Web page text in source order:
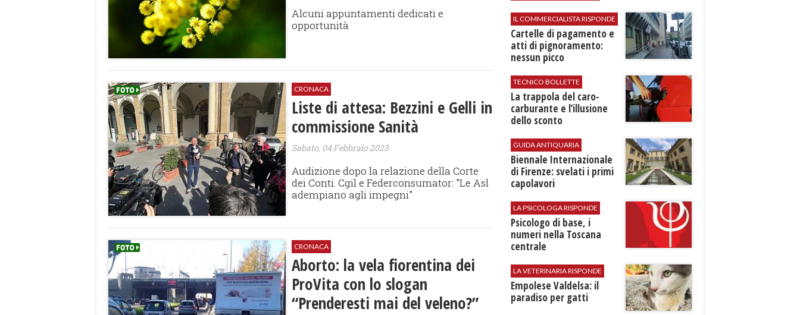
Alcuni appuntamenti dedicati e
opportunità
CRONACA
Liste di attesa: Bezzini e Gelli in
commissione Sanità
Sabato, 04 Febbraio 2023
Audizione dopo la relazione della Corte
dei Conti. Cgil e Federconsumator: "Le Asl
adempiano agli impegni"
CRONACA
Aborto: la vela fiorentina dei
ProVita con lo slogan
“Prenderesti mai del veleno?”
IL COMMERCIALISTA RISPONDE
Cartelle di pagamento e
atti di pignoramento:
nessun picco
TECNICO BOLLETTE
​La trappola del caro-
carburante e l’illusione
dello sconto
GUIDA ANTIQUARIA
Biennale Internazionale
di Firenze: svelati i primi
capolavori
LA PSICOLOGA RISPONDE
Psicologo di base, i
numeri nella Toscana
centrale
LA VETERINARIA RISPONDE
Empolese Valdelsa: il
paradiso per gatti